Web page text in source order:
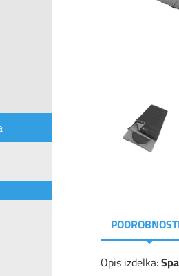
Opis izdelka: